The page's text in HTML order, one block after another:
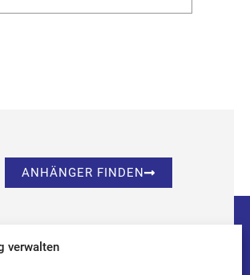
verwalten
ANHÄNGER FINDEN